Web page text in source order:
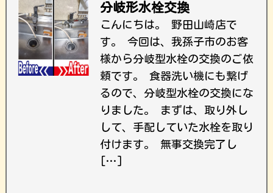
分岐形水栓交換
こんにちは。 野田山崎店で
す。 今回は、我孫子市のお客
様から分岐型水栓の交換のご依
頼です。 食器洗い機にも繋げ
るので、分岐型水栓の交換にな
りました。 まずは、取り外し
して、手配していた水栓を取り
付けます。 無事交換完了し
[…]